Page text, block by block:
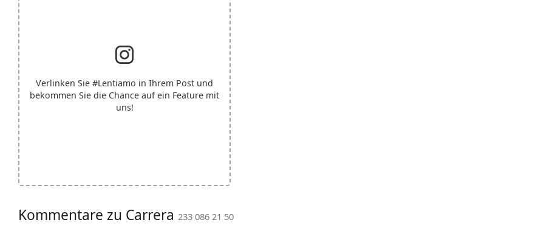
Verlinken Sie #Lentiamo in Ihrem Post und
bekommen Sie die Chance auf ein Feature mit
uns!
Kommentare zu Carrera 233 086 21 50